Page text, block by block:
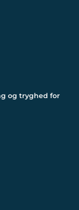
og tryghed for